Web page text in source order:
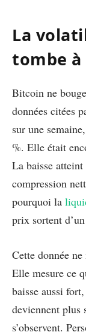
La
tombe
Bitcoin ne
données citées
sur une
%. Elle était
La baisse
compression
pourquoi la
prix sortent
Cette donnée ne
Elle mesure ce
baisse aussi
deviennent plus
s’observent.